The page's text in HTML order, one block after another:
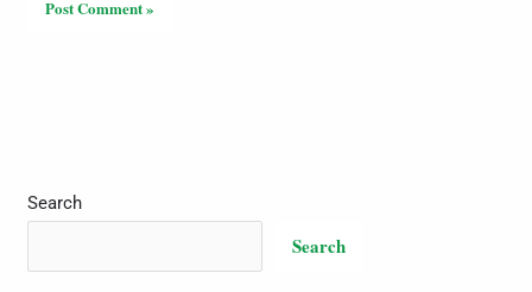
Search
Search